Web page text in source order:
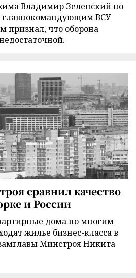
Владимир Зеленский по
главнокомандующим ВСУ
что оборона
сравнил качество
и России
дома по многим
жилье бизнес-класса в
Минстроя Никита